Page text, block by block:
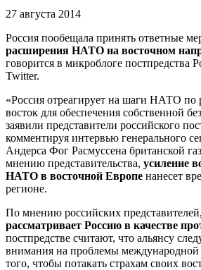
27 августа 2014
Россия пообещала принять ответные
расширения НАТО на восточном
говорится в микроблоге
Twitter.
«Россия отреагирует на шаги НАТО
восток для обеспечения собственной
заявили представители российского
комментируя интервью генерального
Андерса Фог Расмуссена британской
мнению представительства, усиление
НАТО в восточной Европе нанесет
регионе.
По мнению российских представителей,
рассматривает Россию в качестве
постпредстве считают, что альянсу
внимания на проблемы международной
того, чтобы потакать страхам своих